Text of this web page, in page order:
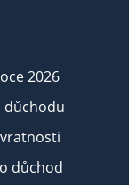
2026
důchodu
důchod